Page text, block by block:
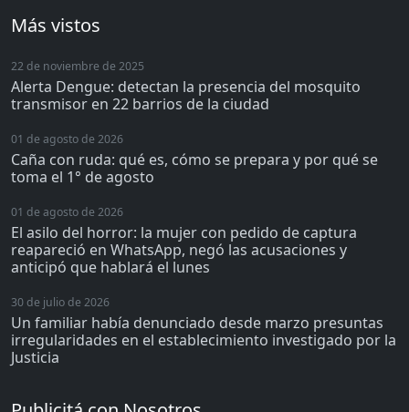
Más vistos
22 de noviembre de 2025
Alerta Dengue: detectan la presencia del mosquito
transmisor en 22 barrios de la ciudad
01 de agosto de 2026
Caña con ruda: qué es, cómo se prepara y por qué se
toma el 1° de agosto
01 de agosto de 2026
El asilo del horror: la mujer con pedido de captura
reapareció en WhatsApp, negó las acusaciones y
anticipó que hablará el lunes
30 de julio de 2026
Un familiar había denunciado desde marzo presuntas
irregularidades en el establecimiento investigado por la
Justicia